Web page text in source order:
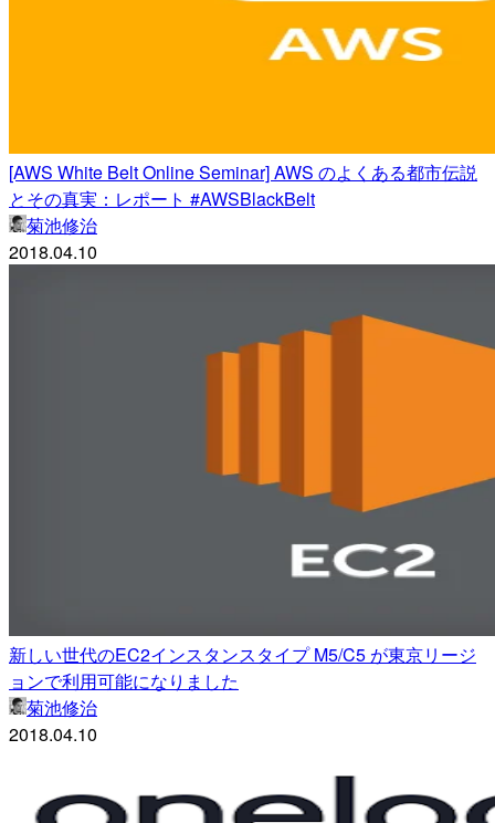
[AWS White Belt Online Seminar] AWS のよくある都市伝説
とその真実：レポート #AWSBlackBelt
菊池修治
2018.04.10
新しい世代のEC2インスタンスタイプ M5/C5 が東京リージ
ョンで利用可能になりました
菊池修治
2018.04.10